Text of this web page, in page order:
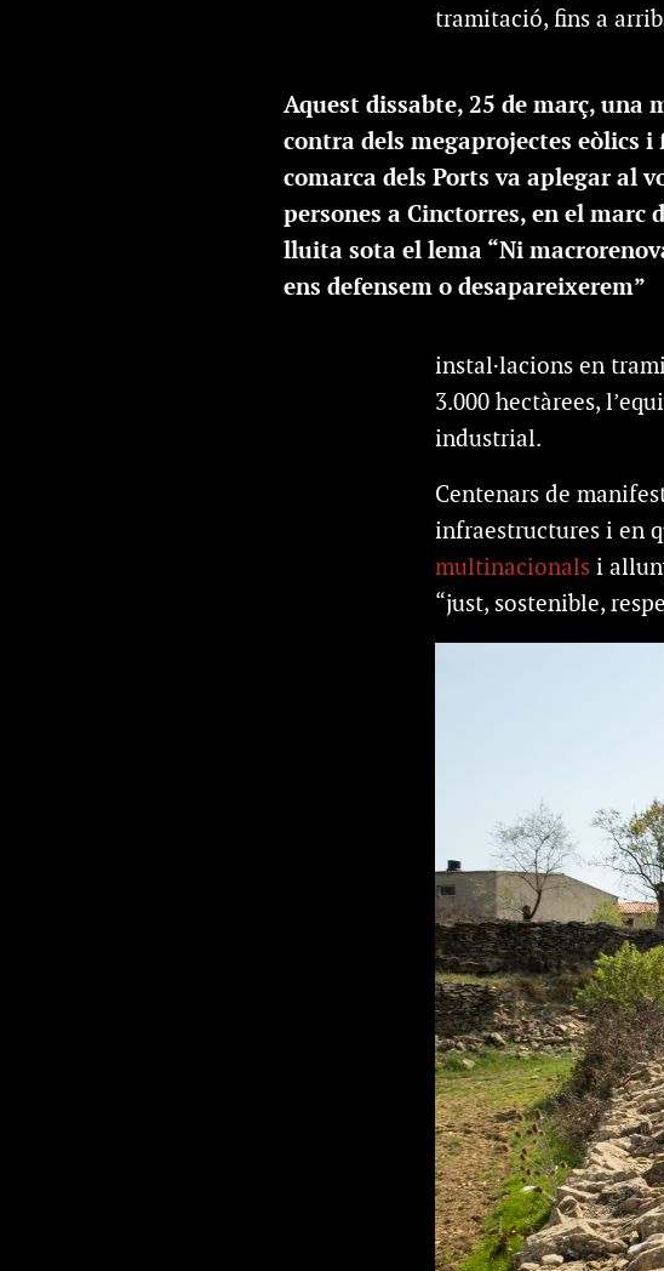
tramitació, fins a
Aquest dissabte, 25 de març, una
contra dels megaprojectes eòlics
comarca dels Ports va aplegar al
persones a Cinctorres, en el marc
lluita sota el lema “Ni
ens defensem o desapareixerem”
instal·lacions en
3.000 hectàrees,
industrial.
Centenars de
infraestructures i en
multinacionalsi
“just, sostenible,